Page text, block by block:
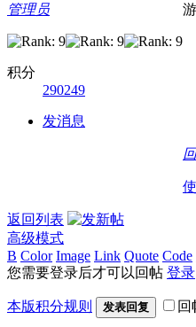
管理员
积分
290249
发消息
返回列表
高级模式
B Color Image Link Quote Code
您需要登录后才可以回帖 登录
本版积分规则 发表回复 回